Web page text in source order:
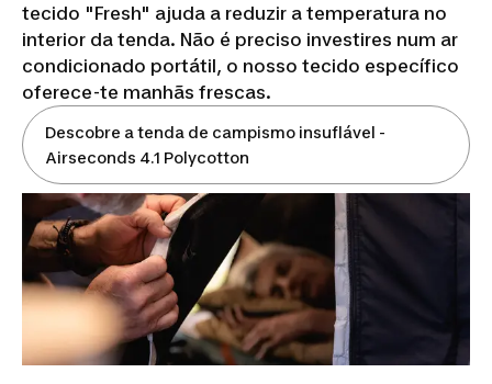
tecido "Fresh" ajuda a reduzir a temperatura no
interior da tenda. Não é preciso investires num ar
condicionado portátil, o nosso tecido específico
oferece-te manhãs frescas.
Descobre a tenda de campismo insuflável -
Airseconds 4.1 Polycotton